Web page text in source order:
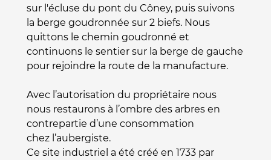
sur l'écluse du pont du Côney, puis suivons
la berge goudronnée sur 2 biefs. Nous
quittons le chemin goudronné et
continuons le sentier sur la berge de gauche
pour rejoindre la route de la manufacture.
Avec l’autorisation du propriétaire nous
nous restaurons à l’ombre des arbres en
contrepartie d’une consommation
chez l’aubergiste.
Ce site industriel a été créé en 1733 par